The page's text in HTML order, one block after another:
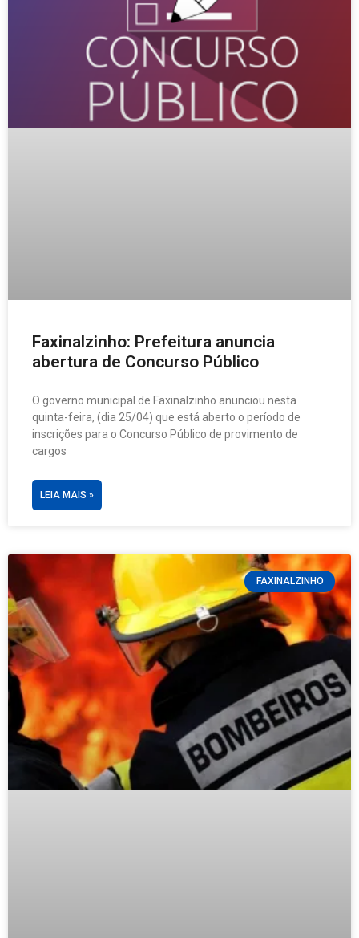
Faxinalzinho: Prefeitura anuncia
abertura de Concurso Público
O governo municipal de Faxinalzinho anunciou nesta
quinta-feira, (dia 25/04) que está aberto o período de
inscrições para o Concurso Público de provimento de
cargos
LEIA MAIS »
FAXINALZINHO